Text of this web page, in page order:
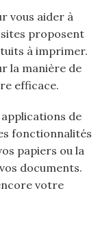
vous aider à
sites proposent
à imprimer.
la manière de
efficace.
de
fonctionnalités
papiers ou la
documents.
votre